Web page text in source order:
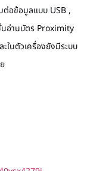
ต่อข้อมูลแบบ USB ,
นอ่านบัตร Proximity
ในตัวเครื่องยังมีระบบ